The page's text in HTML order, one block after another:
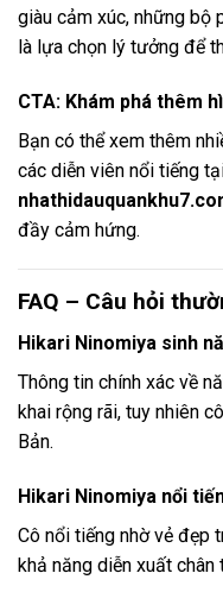
giàu cảm xúc, những bộ
là lựa chọn lý tưởng để
CTA: Khám phá thêm
Bạn có thể xem thêm
các diễn viên nổi tiếng
đầy cảm hứng.
FAQ – Câu hỏi
Hikari Ninomiya sinh
Thông tin chính xác về
khai rộng rãi, tuy nhiên
Bản.
Hikari Ninomiya nổi
Cô nổi tiếng nhờ vẻ đẹp
khả năng diễn xuất chân